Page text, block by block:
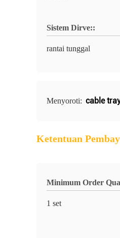
Sistem Dirve::
rantai tunggal
Menyoroti: cable
Ketentuan
Minimum Order
1 set